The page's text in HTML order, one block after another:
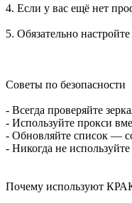
4. Если у вас ещё нет
5. Обязательно
Советы по безопасности
- Всегда проверяйте
- Используйте прокси
- Обновляйте список —
- Никогда не
Почему используют